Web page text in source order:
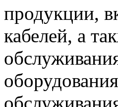
продукции,
кабелей, а